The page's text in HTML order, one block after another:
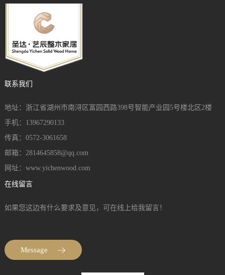
联系我们
地址：浙江省湖州市南浔区富园西路398号智能产业园5号楼北区2楼
手机：13967290133
传真：0572-3061658
邮箱：2814645858@qq.com
网址：www.yichenwood.com
在线留言
如果您这边有什么要求及意见，可在线上给我留言！
Message